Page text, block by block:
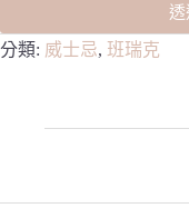
透
分類: 威士忌, 班瑞克